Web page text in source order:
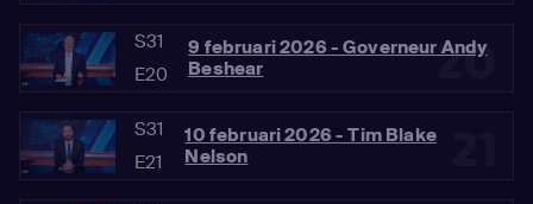
20
S31
E20
9 februari 2026 - Governeur Andy
Beshear
S31
E21
10 februari 2026 - Tim Blake
Nelson